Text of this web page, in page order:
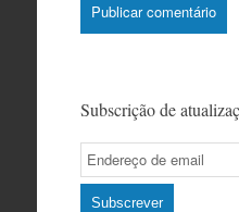
Subscrição de
Email
Subscription
Subscrever